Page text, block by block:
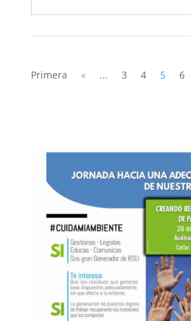
Primera
« ... 3 4 5 6